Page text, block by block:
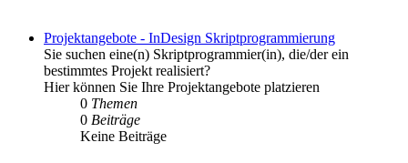
Projektangebote - InDesign Skriptprogrammierung
Sie suchen eine(n) Skriptprogrammier(in), die/der ein
bestimmtes Projekt realisiert?
Hier können Sie Ihre Projektangebote platzieren
0 Themen
0 Beiträge
Keine Beiträge